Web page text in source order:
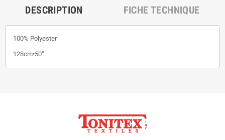
DESCRIPTION FICHE TECHNIQUE
100% Polyester
128cm•50”